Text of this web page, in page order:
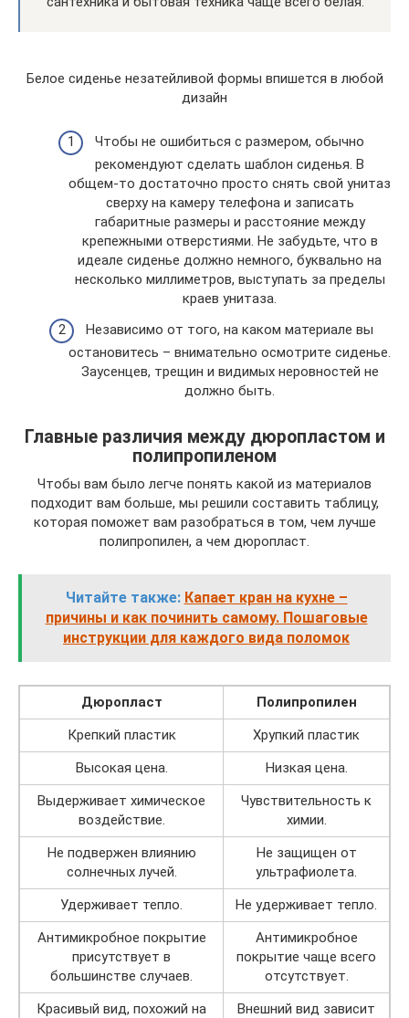
Белое сиденье незатейливой формы впишется в любой
дизайн
Чтобы не ошибиться с размером, обычно
рекомендуют сделать шаблон сиденья. В
общем-то достаточно просто снять свой унитаз
сверху на камеру телефона и записать
габаритные размеры и расстояние между
крепежными отверстиями. Не забудьте, что в
идеале сиденье должно немного, буквально на
несколько миллиметров, выступать за пределы
краев унитаза.
Независимо от того, на каком материале вы
остановитесь – внимательно осмотрите сиденье.
Заусенцев, трещин и видимых неровностей не
должно быть.
Главные различия между дюропластом и
полипропиленом
Чтобы вам было легче понять какой из материалов
подходит вам больше, мы решили составить таблицу,
которая поможет вам разобраться в том, чем лучше
полипропилен, а чем дюропласт.
Читайте также: Капает кран на кухне –
причины и как починить самому. Пошаговые
инструкции для каждого вида поломок
Дюропласт
Полипропилен
Крепкий пластик
Хрупкий пластик
Высокая цена.
Низкая цена.
Выдерживает химическое
воздействие.
Чувствительность к
химии.
Не подвержен влиянию
солнечных лучей.
Не защищен от
ультрафиолета.
Удерживает тепло.
Не удерживает тепло.
Антимикробное покрытие
присутствует в
большинстве случаев.
Антимикробное
покрытие чаще всего
отсутствует.
Красивый вид, похожий на
Внешний вид зависит